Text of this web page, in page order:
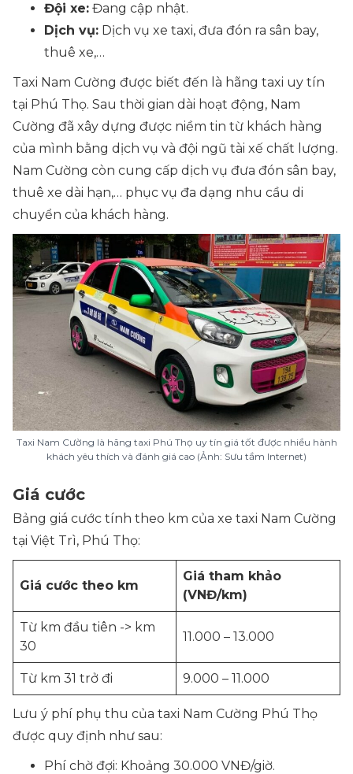
Đội xe: Đang cập nhật.
Dịch vụ: Dịch vụ xe taxi, đưa đón ra sân bay,
thuê xe,…
Taxi Nam Cường được biết đến là hãng taxi uy tín
tại Phú Thọ. Sau thời gian dài hoạt động, Nam
Cường đã xây dựng được niềm tin từ khách hàng
của mình bằng dịch vụ và đội ngũ tài xế chất lượng.
Nam Cường còn cung cấp dịch vụ đưa đón sân bay,
thuê xe dài hạn,… phục vụ đa dạng nhu cầu di
chuyển của khách hàng.
Taxi Nam Cường là hãng taxi Phú Thọ uy tín giá tốt được nhiều hành
khách yêu thích và đánh giá cao (Ảnh: Sưu tầm Internet)
Giá cước
Bảng giá cước tính theo km của xe taxi Nam Cường
tại Việt Trì, Phú Thọ:
Giá cước theo km
Giá tham khảo
(VNĐ/km)
Từ km đầu tiên -> km
30
11.000 – 13.000
Từ km 31 trở đi 9.000 – 11.000
Lưu ý phí phụ thu của taxi Nam Cường Phú Thọ
được quy định như sau:
Phí chờ đợi: Khoảng 30.000 VNĐ/giờ.